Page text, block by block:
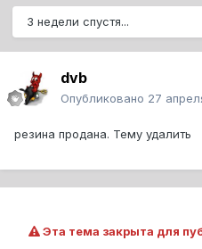
3 недели спустя...
dvb
Опубликовано 27
резина продана. Тему удалить
Эта тема закрыта для